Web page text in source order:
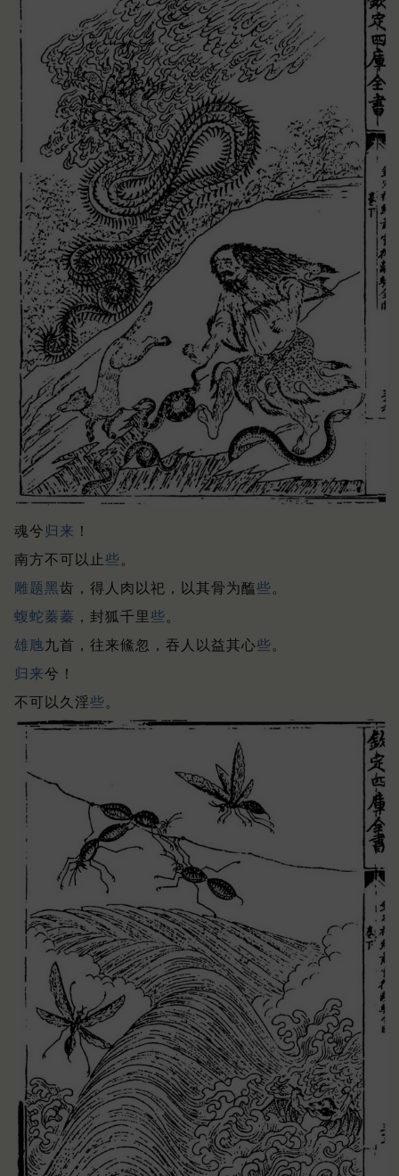
魂兮 归来 ！
南方不可以止些。
雕题黑齿，得人肉以祀，以其骨为醢些。
蝮蛇蓁蓁 ，封狐千里些。
雄虺九首，往来鯈忽，吞人以益其心些。
归来兮！
不可以久淫些。